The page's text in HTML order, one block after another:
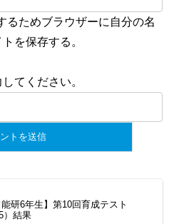
るためブラウザーに自分の名
を保存する。
てください。
能研6年生】第10回育成テスト
）結果